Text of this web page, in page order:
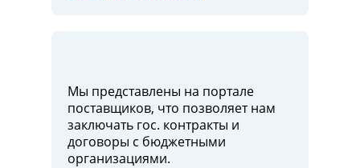
Мы представлены на портале
поставщиков, что позволяет нам
заключать гос. контракты и
договоры c бюджетными
организациями.